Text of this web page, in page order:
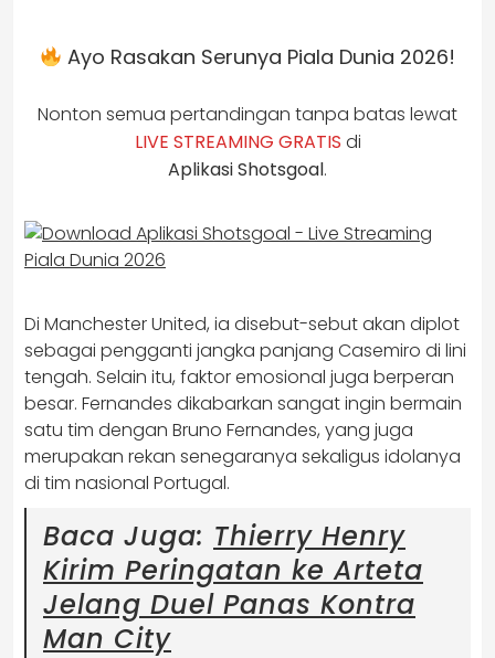
Ayo Rasakan Serunya Piala Dunia 2026!
Nonton semua pertandingan tanpa batas lewat
LIVE STREAMING GRATIS di
Aplikasi Shotsgoal.
Di Manchester United, ia disebut-sebut akan diplot
sebagai pengganti jangka panjang Casemiro di lini
tengah. Selain itu, faktor emosional juga berperan
besar. Fernandes dikabarkan sangat ingin bermain
satu tim dengan Bruno Fernandes, yang juga
merupakan rekan senegaranya sekaligus idolanya
di tim nasional Portugal.
Baca Juga: Thierry Henry
Kirim Peringatan ke Arteta
Jelang Duel Panas Kontra
Man City